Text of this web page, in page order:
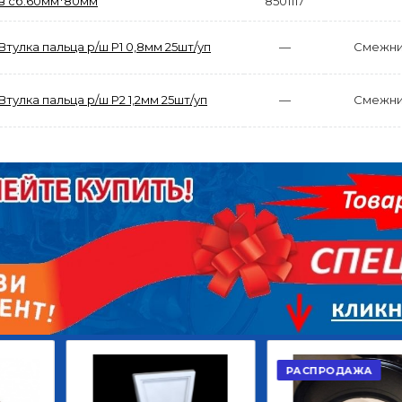
ДИСК СЦЕПЛЕНИЯ
ВЕДОМЫЙ КЛАССИК
2 422,40
В КОРЗИНУ
КРУГ ПОВОРОТНЫЙ
10*12ОТВ., Д.102*86
Г.КАЗАНЬ
29 668,20 Р
В КОРЗИНУ
Втулка пальца р/ш Р1 0,8мм 25шт/уп —
Втулка пальца р/ш Р2 1,2мм 25шт/уп —
РАСПРОДАЖА АКЦИЯ